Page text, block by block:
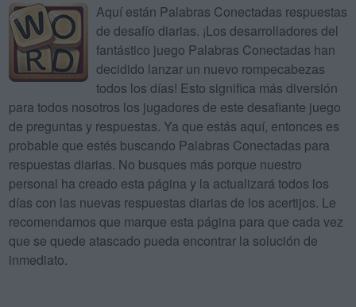
Aquí están Palabras Conectadas respuestas
de desafío diarias. ¡Los desarrolladores del
fantástico juego Palabras Conectadas han
decidido lanzar un nuevo rompecabezas
todos los días! Esto significa más diversión
para todos nosotros los jugadores de este desafiante juego
de preguntas y respuestas. Ya que estás aquí, entonces es
probable que estés buscando Palabras Conectadas para
respuestas diarias. No busques más porque nuestro
personal ha creado esta página y la actualizará todos los
días con las nuevas respuestas diarias de los acertijos. Le
recomendamos que marque esta página para que cada vez
que se quede atascado pueda encontrar la solución de
inmediato.